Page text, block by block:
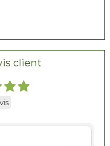
client